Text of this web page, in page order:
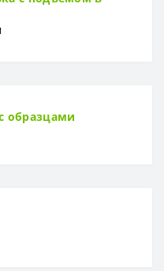
Вспененный винил
образцами